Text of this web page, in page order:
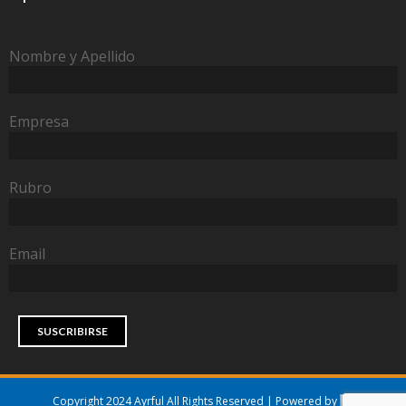
Nombre y Apellido
Empresa
Rubro
Email
Copyright 2024 Ayrful All Rights Reserved | Powered by